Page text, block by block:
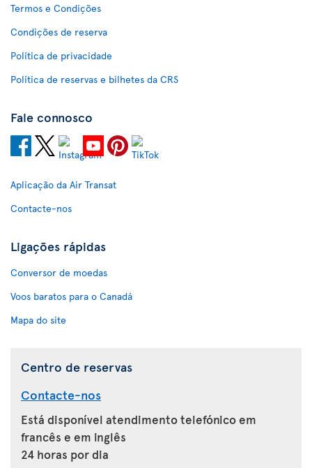
Termos e Condições
Condições de reserva
Política de privacidade
Política de reservas e bilhetes da CRS
Fale connosco
Aplicação da Air Transat
Contacte-nos
Ligações rápidas
Conversor de moedas
Voos baratos para o Canadá
Mapa do site
Centro de reservas
Contacte-nos
Está disponível atendimento telefónico em
francês e em inglês
24 horas por dia